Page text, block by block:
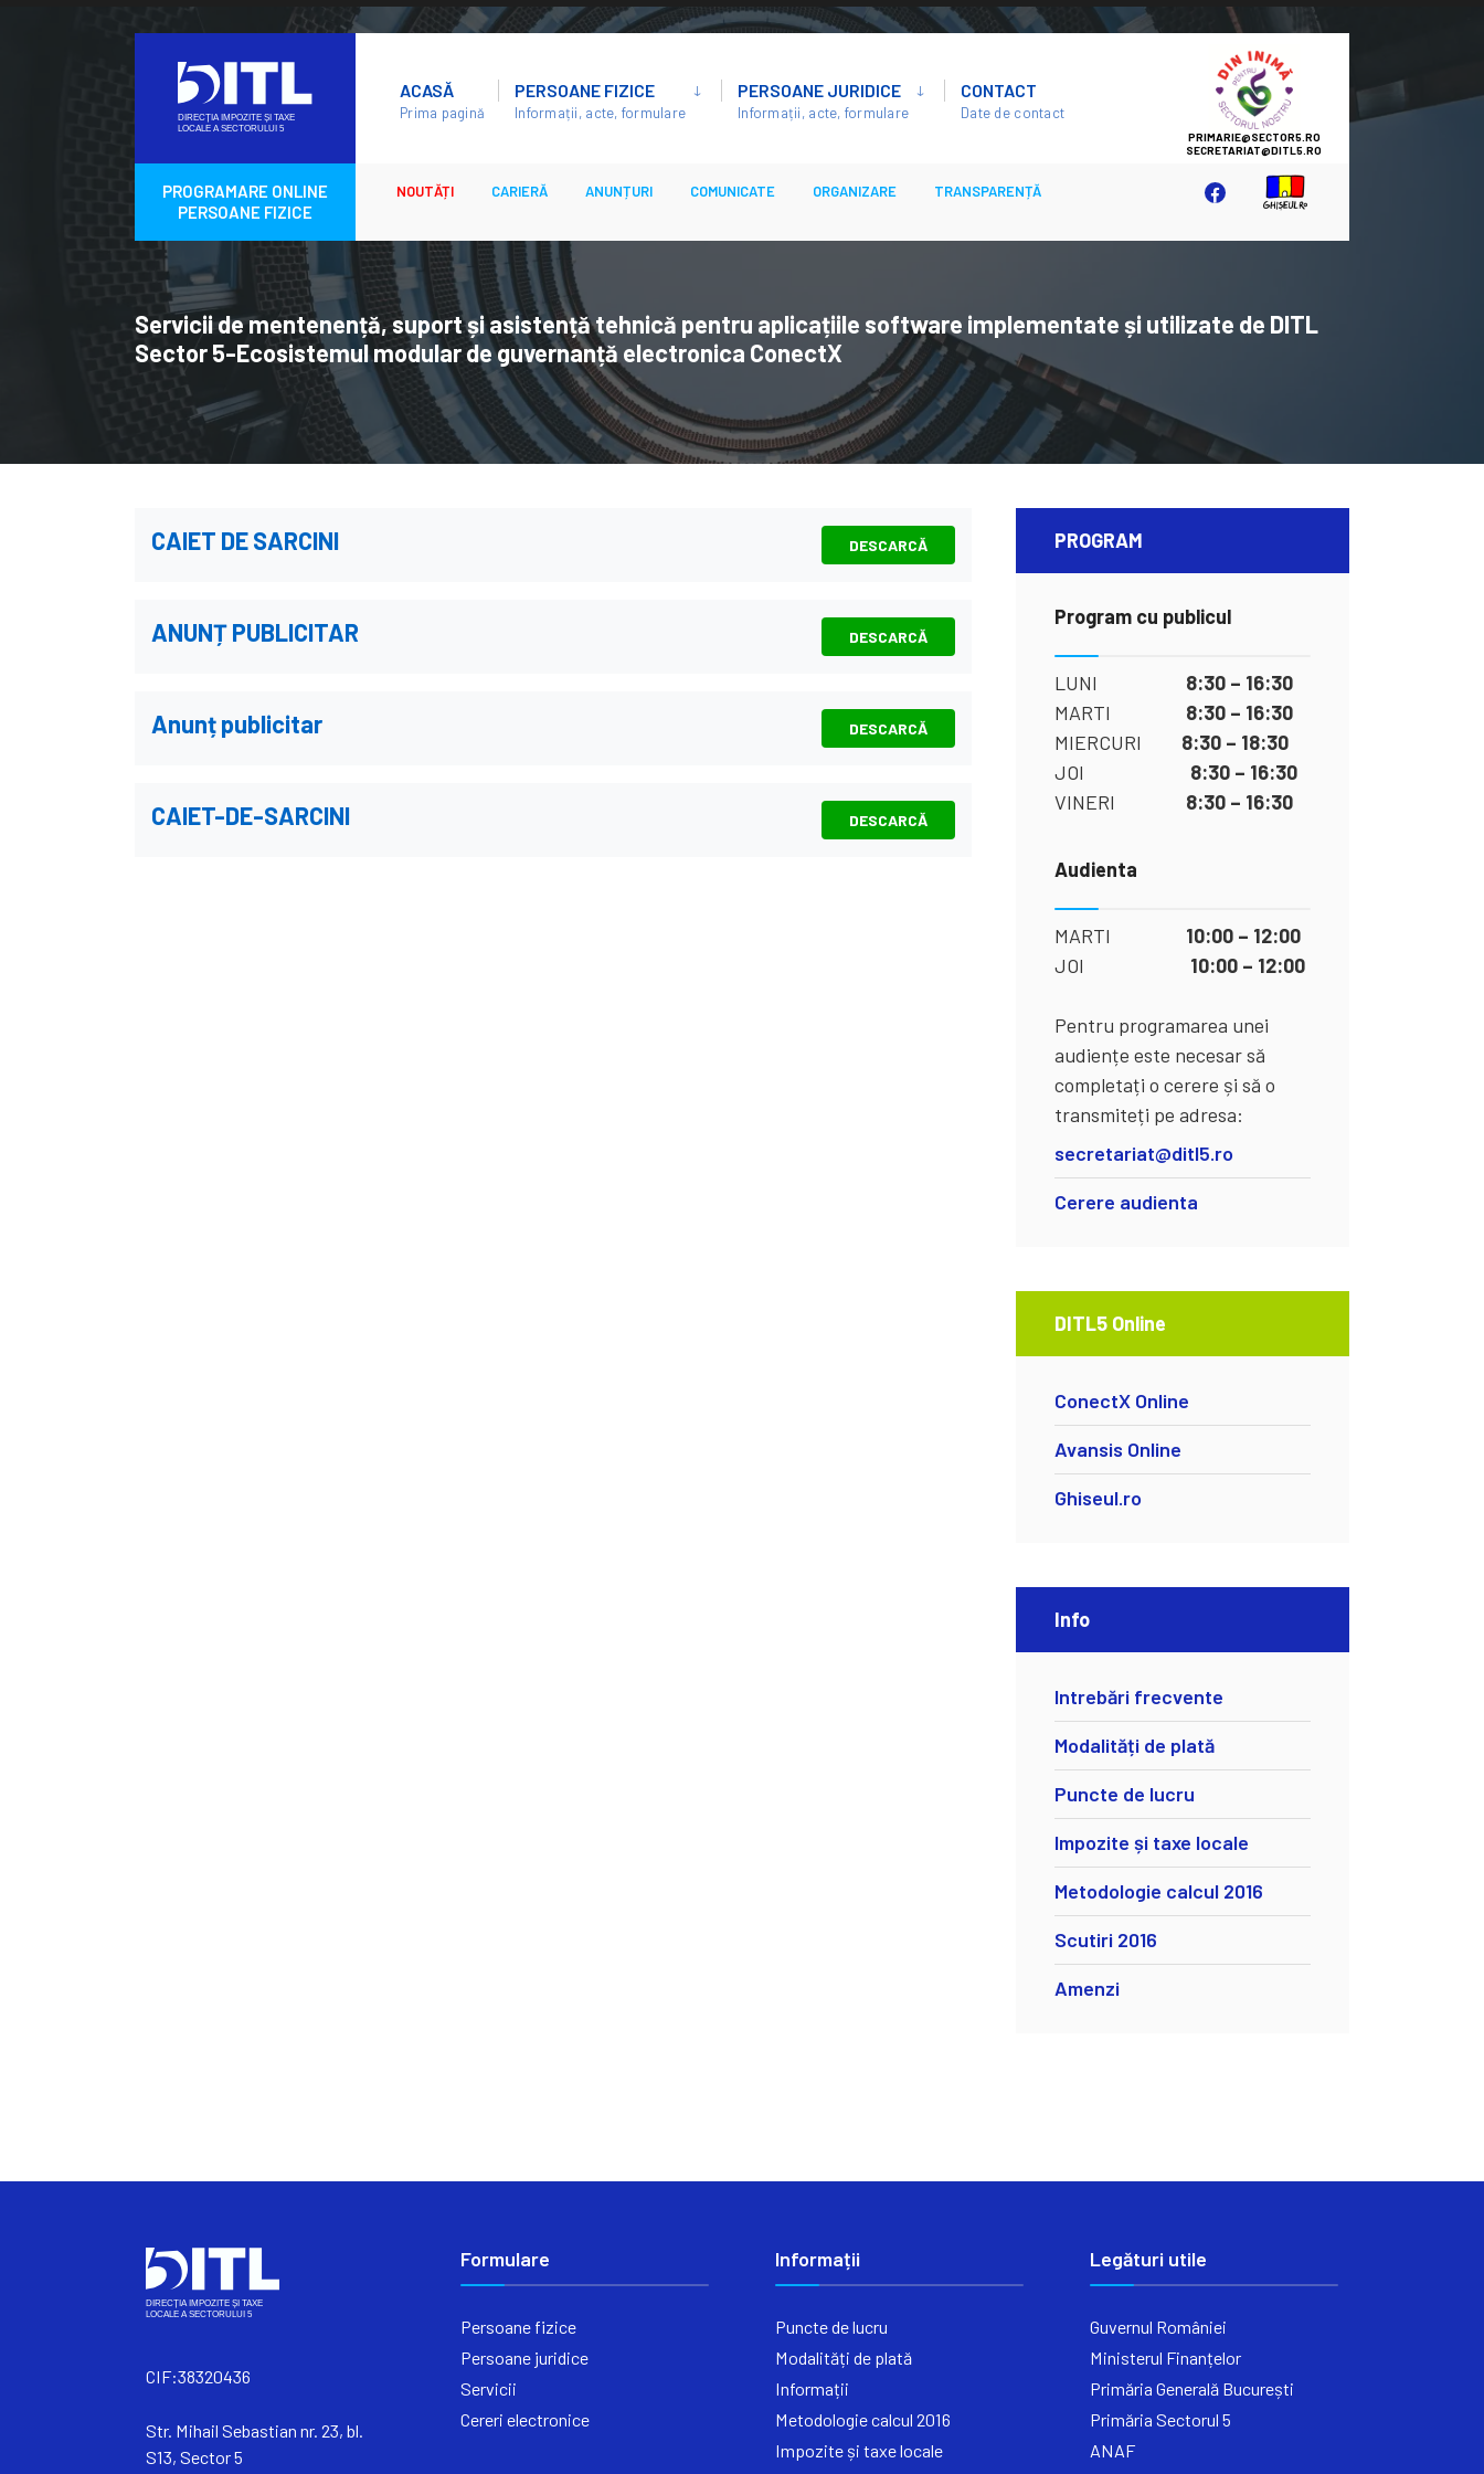
content
ACASĂ
Prima pagină
PERSOANE FIZICE
Informații, acte, formulare
PERSOANE JURIDICE
Informații, acte, formulare
CONTACT
Date de contact
SECTOR
5
PROGRAMARE ONLINE
PERSOANE FIZICE
NOUTĂȚI CARIERĂ ANUNȚURI COMUNICATE ORGANIZARE TRANSPARENȚĂ
Servicii de mentenență, suport și asistență tehnică pentru aplicațiile software implementate și utilizate de DITL
Sector 5-Ecosistemul modular de guvernanță electronica ConectX
CAIET DE SARCINI DESCARCĂ
ANUNȚ PUBLICITAR DESCARCĂ
Anunț publicitar DESCARCĂ
CAIET-DE-SARCINI DESCARCĂ
PROGRAM
Program cu publicul
LUNI 8:30 – 16:30
MARTI 8:30 – 16:30
MIERCURI 8:30 – 18:30
JOI 8:30 – 16:30
VINERI 8:30 – 16:30
Audienta
MARTI 10:00 – 12:00
JOI 10:00 – 12:00
Pentru programarea unei
audiențe este necesar să
completați o cerere și să o
transmiteți pe adresa:
secretariat@ditl5.ro
Cerere audienta
DITL5 Online
ConectX Online
Avansis Online
Ghiseul.ro
Info
Intrebări frecvente
Modalități de plată
Puncte de lucru
Impozite și taxe locale
Metodologie calcul 2016
Scutiri 2016
Amenzi
CIF:38320436
Str. Mihail Sebastian nr. 23, bl.
S13, Sector 5
Formulare
Persoane fizice
Persoane juridice
Servicii
Cereri electronice
Informații
Puncte de lucru
Modalități de plată
Informații
Metodologie calcul 2016
Impozite și taxe locale
Legături utile
Guvernul României
Ministerul Finanțelor
Primăria Generală București
Primăria Sectorul 5
ANAF